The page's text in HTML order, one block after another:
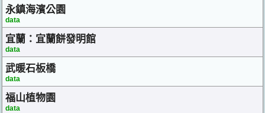
永鎮海濱公園
data
宜蘭：宜蘭餅發明館
data
武暖石板橋
data
福山植物園
data